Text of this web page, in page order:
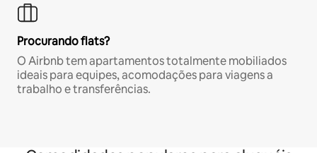
Procurando flats?
O Airbnb tem apartamentos totalmente mobiliados
ideais para equipes, acomodações para viagens a
trabalho e transferências.